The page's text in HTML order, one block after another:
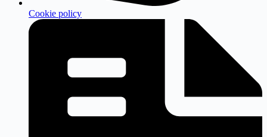
Cookie policy